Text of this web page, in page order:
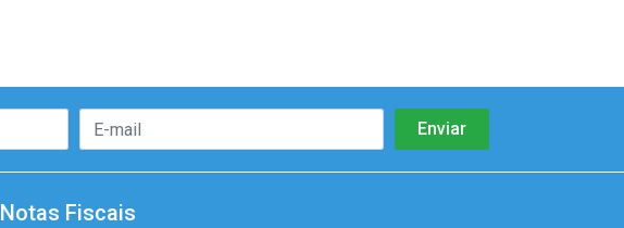
Notas Fiscais